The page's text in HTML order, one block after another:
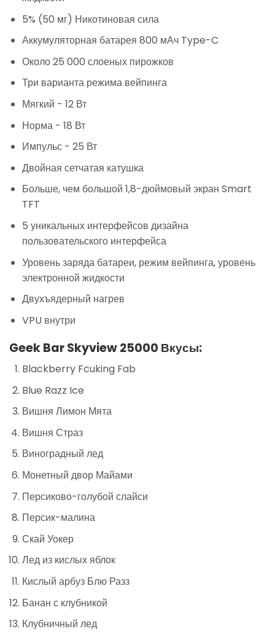
5% (50 мг) Никотиновая сила
Аккумуляторная батарея 800 мАч Type-C
Около 25 000 слоеных пирожков
Три варианта режима вейпинга
Мягкий - 12 Вт
Норма - 18 Вт
Импульс - 25 Вт
Двойная сетчатая катушка
Больше, чем большой 1,8-дюймовый экран Smart
TFT
5 уникальных интерфейсов дизайна
пользовательского интерфейса
Уровень заряда батареи, режим вейпинга, уровень
электронной жидкости
Двухъядерный нагрев
VPU внутри
Geek Bar Skyview 25000 Вкусы:
Blackberry Fcuking Fab
Blue Razz Ice
Вишня Лимон Мята
Вишня Страз
Виноградный лед
Монетный двор Майами
Персиково-голубой слайси
Персик-малина
Скай Уокер
Лед из кислых яблок
Кислый арбуз Блю Разз
Банан с клубникой
Клубничный лед